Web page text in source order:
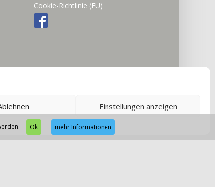
Einstellungen anzeigen
Cookie-Richtlinie (EU)
Ok mehr Informationen